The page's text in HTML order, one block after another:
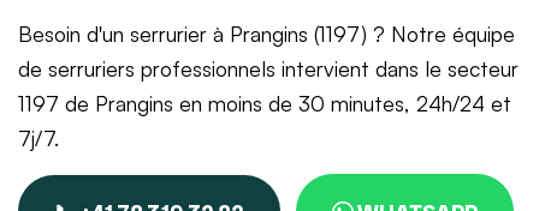
Besoin d'un serrurier à Prangins (1197) ? Notre équipe
de serruriers professionnels intervient dans le secteur
1197 de Prangins en moins de 30 minutes, 24h/24 et
7j/7.